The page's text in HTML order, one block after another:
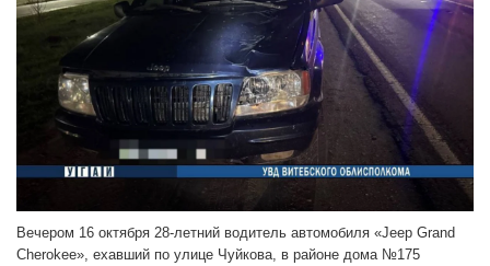
Вечером 16 октября 28-летний водитель автомобиля «Jeep Grand
Cherokee», ехавший по улице Чуйкова, в районе дома №175